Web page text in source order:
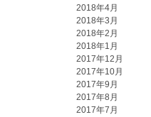
2018年4月
2018年3月
2018年2月
2018年1月
2017年12月
2017年10月
2017年9月
2017年8月
2017年7月